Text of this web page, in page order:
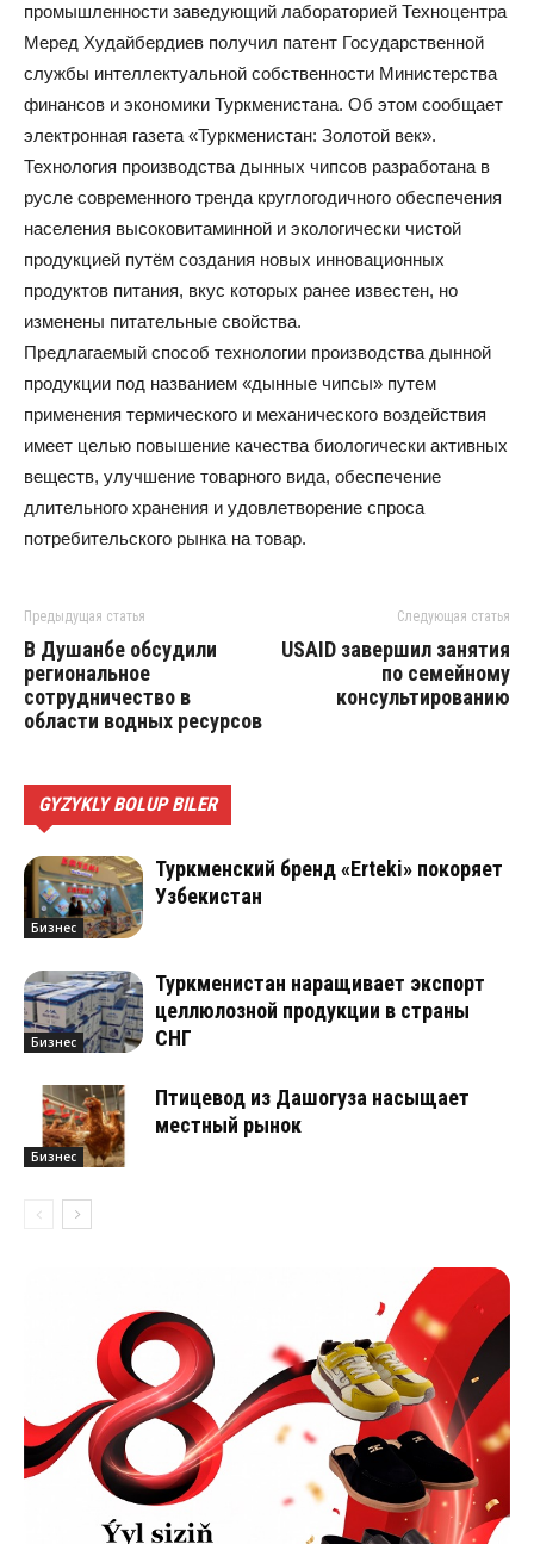
промышленности заведующий лабораторией Техноцентра
Меред Худайбердиев получил патент Государственной
службы интеллектуальной собственности Министерства
финансов и экономики Туркменистана. Об этом сообщает
электронная газета «Туркменистан: Золотой век».
Технология производства дынных чипсов разработана в
русле современного тренда круглогодичного обеспечения
населения высоковитаминной и экологически чистой
продукцией путём создания новых инновационных
продуктов питания, вкус которых ранее известен, но
изменены питательные свойства.
Предлагаемый способ технологии производства дынной
продукции под названием «дынные чипсы» путем
применения термического и механического воздействия
имеет целью повышение качества биологически активных
веществ, улучшение товарного вида, обеспечение
длительного хранения и удовлетворение спроса
потребительского рынка на товар.
Предыдущая статья
В Душанбе обсудили
региональное
сотрудничество в
области водных ресурсов
Следующая статья
USAID завершил занятия
по семейному
консультированию
GYZYKLY BOLUP BILER
Бизнес
Туркменский бренд «Erteki» покоряет
Узбекистан
Бизнес
Туркменистан наращивает экспорт
целлюлозной продукции в страны
СНГ
Бизнес
Птицевод из Дашогуза насыщает
местный рынок